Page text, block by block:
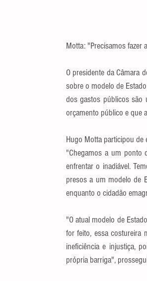
Motta: "Precisamos fazer
O presidente da Câmara
sobre o modelo de
dos gastos públicos são
orçamento público e que
Hugo Motta participou de
"Chegamos a um ponto
enfrentar o inadiável.
presos a um modelo de
enquanto o cidadão
"O atual modelo de
for feito, essa costureira
ineficiência e injustiça,
própria barriga",